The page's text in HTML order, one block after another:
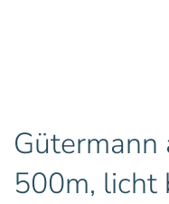
Gütermann
500m, licht